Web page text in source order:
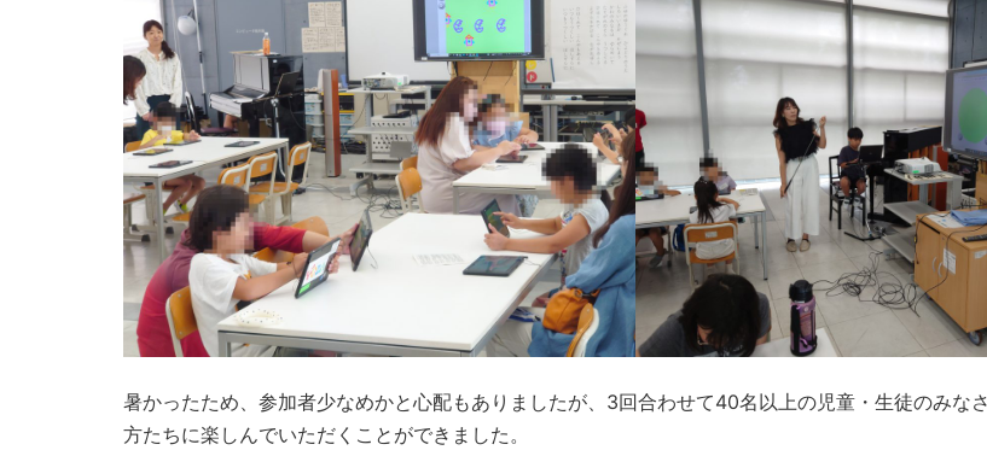
暑かったため、参加者少なめかと心配もありましたが、3回合わせて40名以上の児童・生徒のみな
方たちに楽しんでいただくことができました。